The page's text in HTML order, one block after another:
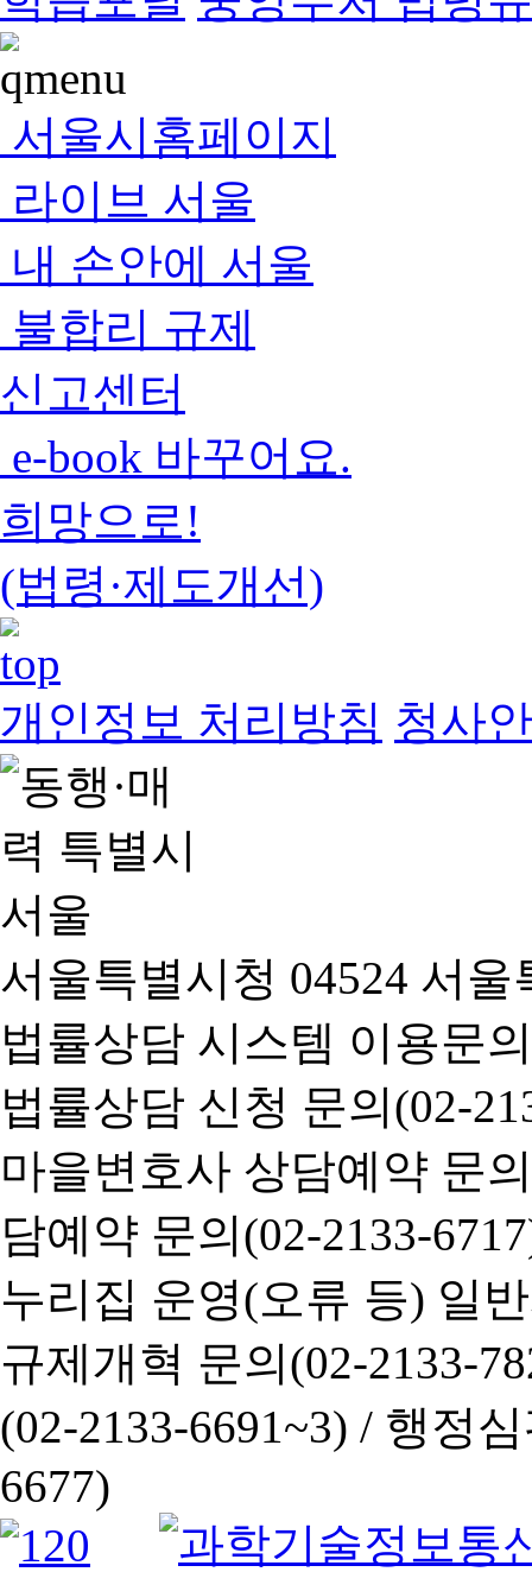
서울시홈페이지
라이브 서울
내 손안에 서울
불합리 규제
신고센터
e-book 바꾸어요.
희망으로!
(법령·제도개선)
개인정보 처리방침 청사
서울특별시청 04524 서
법률상담 시스템 이용문
법률상담 신청 문의(02-
마을변호사 상담예약 문
담예약 문의(02-2133-
누리집 운영(오류 등) 일
규제개혁 문의(02-2133-
(02-2133-6691~3) / 행정심
6677)